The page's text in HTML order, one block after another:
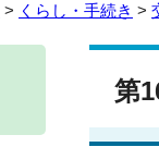
> くらし・手続き >
第